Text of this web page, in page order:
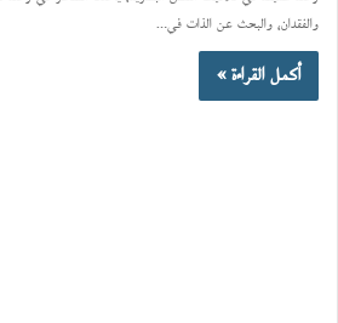
والفقدان، والبحث عن الذات في…
أكمل القراءة »